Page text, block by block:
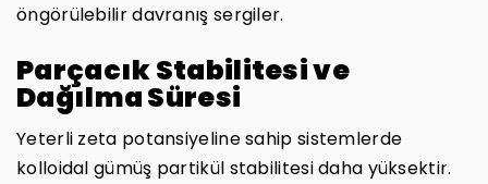
öngörülebilir davranış sergiler.
Parçacık Stabilitesi ve
Dağılma Süresi
Yeterli zeta potansiyeline sahip sistemlerde
kolloidal gümüş partikül stabilitesi daha yüksektir.